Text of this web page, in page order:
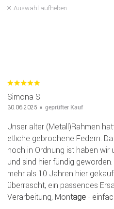
Auswahl aufheben
Simona S.
30.06.2025 geprüfter Kauf
Unser alter (Metall)Rahmen
etliche gebrochene Federn.
noch in Ordnung ist haben wir
und sind hier fündig
mehr als 10 Jahren hier
überrascht, ein passendes
Verarbeitung, Montage -